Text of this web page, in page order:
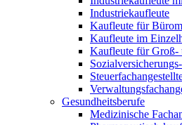
Industriekaufleute
Kaufleute für
Kaufleute im
Kaufleute für Groß-
Gesundheitsberufe
Medizinische